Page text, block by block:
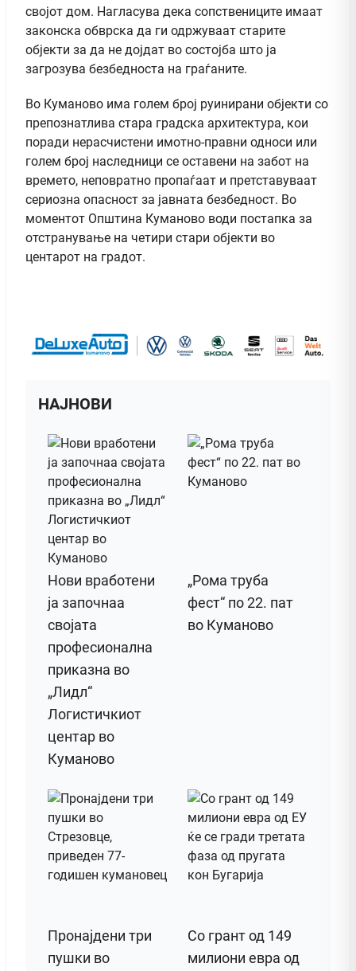
својот дом. Нагласува дека сопствениците имаат
законска обврска да ги одржуваат старите
објекти за да не дојдат во состојба што ја
загрозува безбедноста на граѓаните.
Во Куманово има голем број руинирани објекти со
препознатлива стара градска архитектура, кои
поради нерасчистени имотно-правни односи или
голем број наследници се оставени на забот на
времето, неповратно пропаѓаат и претставуваат
сериозна опасност за јавната безбедност. Во
моментот Општина Куманово води постапка за
отстранување на четири стари објекти во
центарот на градот.
НАЈНОВИ
Нови вработени
ја започнаа
својата
професионална
приказна во
„Лидл“
Логистичкиот
центар во
Куманово
„Рома труба
фест“ по 22. пат
во Куманово
Пронајдени три
пушки во
Со грант од 149
милиони евра од